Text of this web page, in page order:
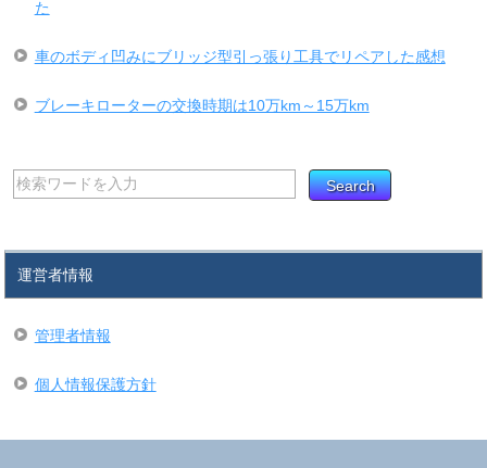
た
車のボディ凹みにブリッジ型引っ張り工具でリペアした感想
ブレーキローターの交換時期は10万km～15万km
運営者情報
管理者情報
個人情報保護方針